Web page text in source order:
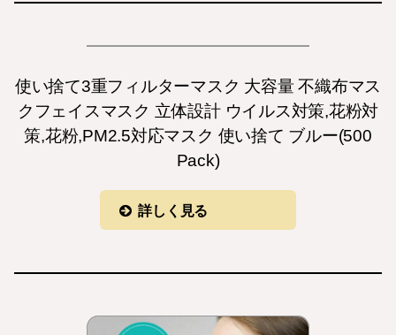
使い捨て3重フィルターマスク 大容量 不織布マス
クフェイスマスク 立体設計 ウイルス対策,花粉対
策,花粉,PM2.5対応マスク 使い捨て ブルー(500
Pack)
詳しく見る